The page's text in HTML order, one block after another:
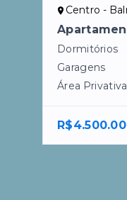
Centro -
Dormitórios
Garagens
Área Privativa